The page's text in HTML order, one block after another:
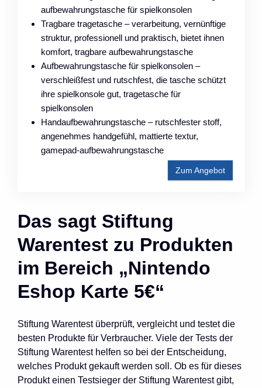
aufbewahrungstasche für spielkonsolen
Tragbare tragetasche – verarbeitung, vernünftige
struktur, professionell und praktisch, bietet ihnen
komfort, tragbare aufbewahrungstasche
Aufbewahrungstasche für spielkonsolen –
verschleißfest und rutschfest, die tasche schützt
ihre spielkonsole gut, tragetasche für
spielkonsolen
Handaufbewahrungstasche – rutschfester stoff,
angenehmes handgefühl, mattierte textur,
gamepad-aufbewahrungstasche
Zum Angebot
Das sagt Stiftung
Warentest zu Produkten
im Bereich „Nintendo
Eshop Karte 5€“
Stiftung Warentest überprüft, vergleicht und testet die
besten Produkte für Verbraucher. Viele der Tests der
Stiftung Warentest helfen so bei der Entscheidung,
welches Produkt gekauft werden soll. Ob es für dieses
Produkt einen Testsieger der Stiftung Warentest gibt,